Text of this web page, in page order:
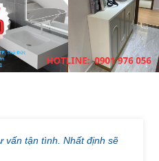
vấn tận tình. Nhất định sẽ